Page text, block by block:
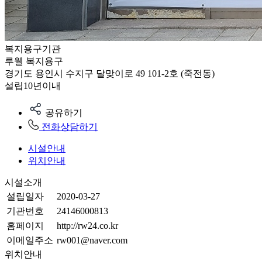
복지용구기관
루웰 복지용구
경기도 용인시 수지구 달맞이로 49 101-2호 (죽전동)
설립10년이내
공유하기
전화상담하기
시설안내
위치안내
시설소개
설립일자
2020-03-27
기관번호
24146000813
홈페이지
http://rw24.co.kr
이메일주소 rw001@naver.com
위치안내